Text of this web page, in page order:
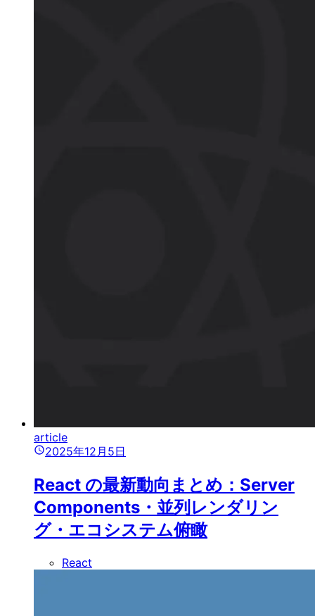
article
2025年12月5日
React の最新動向まとめ：Server
Components・並列レンダリン
グ・エコシステム俯瞰
React